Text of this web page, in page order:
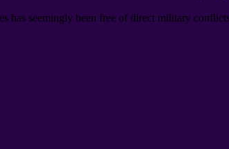
has seemingly been free of direct military